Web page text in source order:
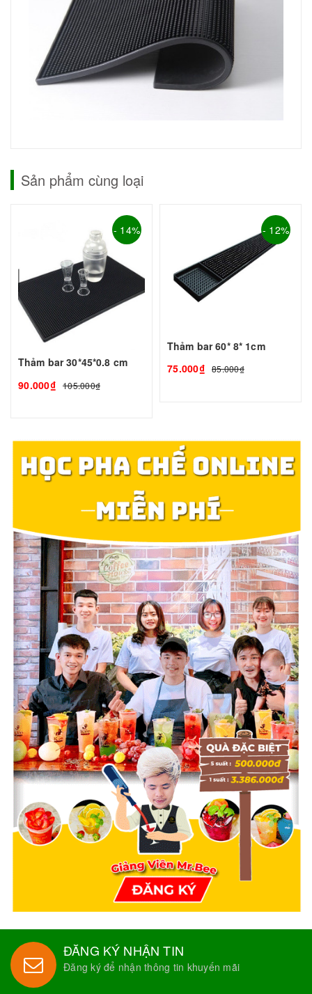
Sản phẩm cùng loại
- 14%
Thảm bar 30*45*0.8 cm
90.000₫ 105.000₫
- 12%
Thảm bar 60* 8* 1cm
75.000₫ 85.000₫
ĐĂNG KÝ NHẬN TIN
Đăng ký để nhận thông tin khuyến mãi